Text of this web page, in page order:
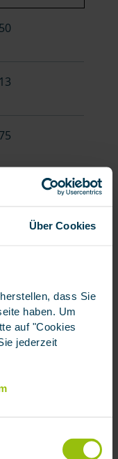
Über Cookies
dass Sie
haben. Um
auf "Cookies
jederzeit